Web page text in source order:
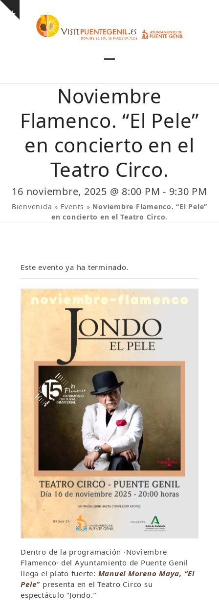
Skip
Show
mobile
menu
mobile
menu
Noviembre
Flamenco. “El Pele”
en concierto en el
Teatro Circo.
16 noviembre, 2025 @ 8:00 PM - 9:30 PM
Bienvenida » Events » Noviembre Flamenco. “El Pele”
en concierto en el Teatro Circo.
Este evento ya ha terminado.
Dentro de la programación ·Noviembre
Flamenco· del Ayuntamiento de Puente Genil
llega el plato fuerte: Manuel Moreno Maya, “El
Pele” presenta en el Teatro Circo su
espectáculo “Jondo.”